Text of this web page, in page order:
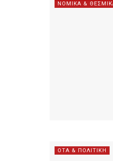
ΝΟΜΙΚΑ &
ΟΤΑ & ΠΟΛΙΤΙΚΗ